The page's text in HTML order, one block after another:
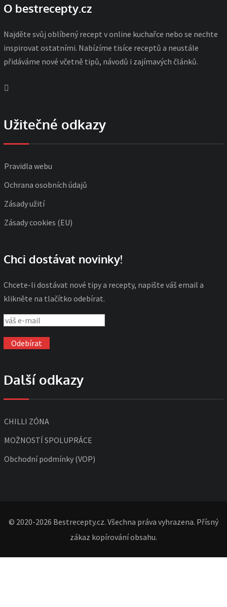
O bestrecepty.cz
Najděte svůj oblíbený recept v online kuchařce nebo se nechte
inspirovat ostatními. Nabízíme tisíce receptů a neustále
přidáváme nové včetně tipů, návodů i zajímavých článků.
Užitečné odkazy
Pravidla webu
Ochrana osobních údajů
Zásady užití
Zásady cookies (EU)
Chci dostávat novinky!
Chcete-li dostávat nové tipy a recepty, napište váš email a
klikněte na tlačítko odebírat.
Další odkazy
CHILLI ZÓNA
MOŽNOSTÍ SPOLUPRÁCE
Obchodní podmínky (VOP)
© 2020-2026 Bestrecepty.cz. Všechna práva vyhrazena. Přísný
zákaz kopírování obsahu.